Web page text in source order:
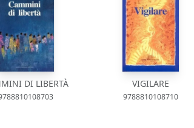
DI LIBERTÀ VIGILARE
9788810108710